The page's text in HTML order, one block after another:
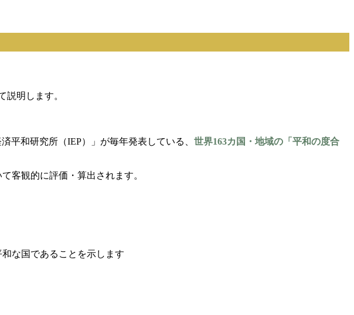
説明します。
平和研究所（IEP）」が毎年発表している、 世界163カ国・地域の「平和の度合
客観的に評価・算出されます。
な国であることを示します